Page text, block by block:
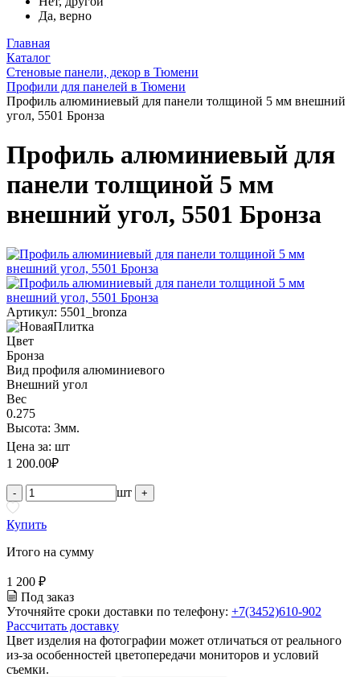
Да, верно
Главная
Каталог
Стеновые панели, декор в Тюмени
Профили для панелей в Тюмени
Профиль алюминиевый для панели толщиной 5 мм внешний
угол, 5501 Бронза
Профиль алюминиевый для
панели толщиной 5 мм
внешний угол, 5501 Бронза
Артикул: 5501_bronza
Цвет
Бронза
Вид профиля алюминиевого
Внешний угол
Вес
0.275
Высота: 3мм.
Цена за: шт
1 200.00₽
- шт +
Купить
Итого на сумму
1 200 ₽
Под заказ
Уточняйте сроки доставки по телефону: +7(3452)610-902
Рассчитать доставку
Цвет изделия на фотографии может отличаться от реального
из-за особенностей цветопередачи мониторов и условий
съемки.